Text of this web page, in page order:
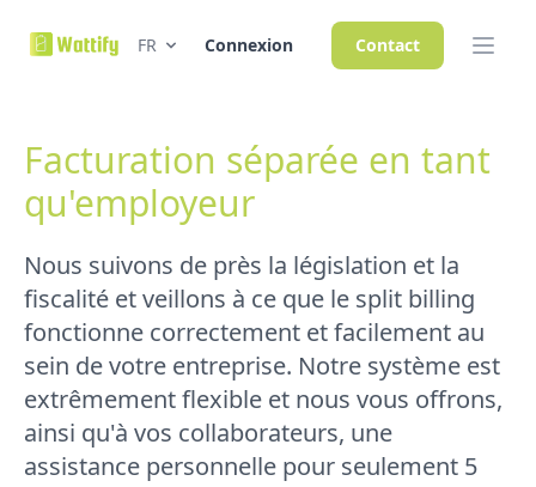
FR Connexion Contact
Facturation séparée en tant
qu'employeur
Nous suivons de près la législation et la
fiscalité et veillons à ce que le split billing
fonctionne correctement et facilement au
sein de votre entreprise. Notre système est
extrêmement flexible et nous vous offrons,
ainsi qu'à vos collaborateurs, une
assistance personnelle pour seulement 5